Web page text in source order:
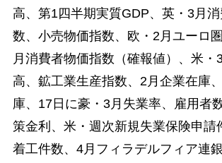
高、第1四半期実質GDP、英・3月
数、小売物価指数、欧・2月ユーロ
月消費者物価指数（確報値）、米・
高、鉱工業生産指数、2月企業在庫
庫、17日に豪・3月失業率、雇用者
策金利、米・週次新規失業保険申請
着工件数、4月フィラデルフィア連